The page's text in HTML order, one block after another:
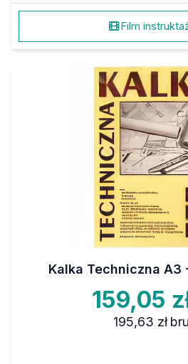
Film
Kalka Techniczna A3
159,05
195,63 zł